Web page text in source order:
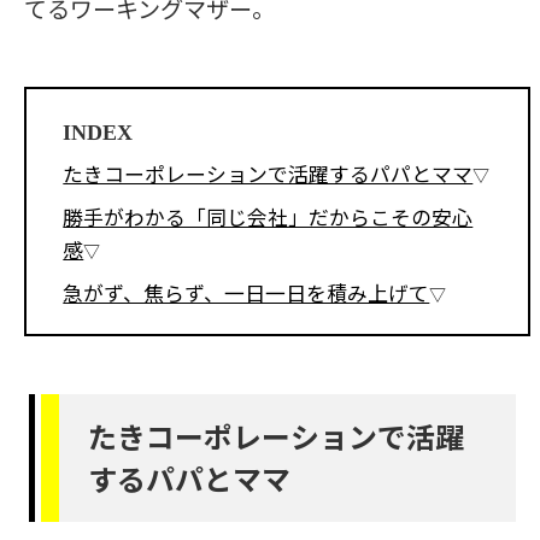
てるワーキングマザー。
INDEX
たきコーポレーションで活躍するパパとママ
勝手がわかる「同じ会社」だからこその安心
感
急がず、焦らず、一日一日を積み上げて
たきコーポレーションで活躍
するパパとママ